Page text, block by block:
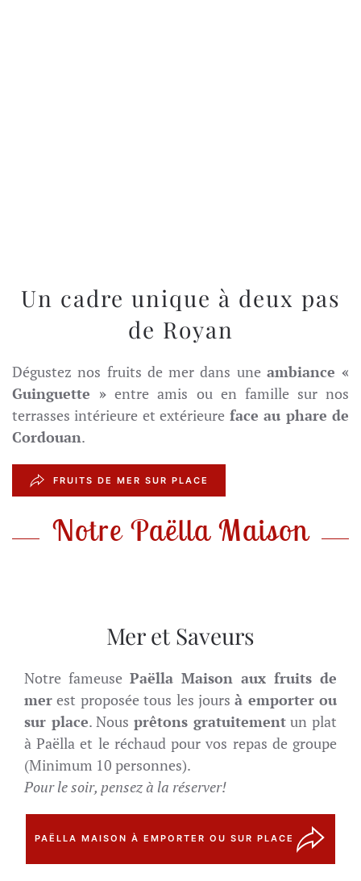
Un cadre unique à deux pas
de Royan
Dégustez nos fruits de mer dans une ambiance «
Guinguette » entre amis ou en famille sur nos
terrasses intérieure et extérieure face au phare de
Cordouan.
FRUITS DE MER SUR PLACE
Notre Paëlla Maison
Mer et Saveurs
Notre fameuse Paëlla Maison aux fruits de
mer est proposée tous les joursà emporter ou
sur place. Nousprêtons gratuitementun plat
à Paëlla et le réchaud pour vos repas de groupe
(Minimum 10 personnes).
Pour le soir, pensez à la réserver!
PAËLLA MAISON À EMPORTER OU SUR PLACE